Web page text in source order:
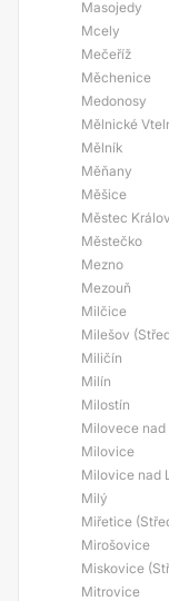
Masojedy
Mcely
Mečeříž
Měchenice
Medonosy
Mělnické
Mělník
Měňany
Měšice
Městec
Městečko
Mezno
Mezouň
Milčice
Milešov
Miličín
Milín
Milostín
Milovece nad
Milovice
Milovice nad
Milý
Miřetice
Mirošovice
Miskovice
Mitrovice